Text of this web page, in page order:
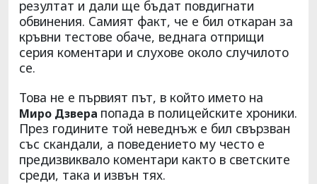
резултат и дали ще бъдат повдигнати
обвинения. Самият факт, че е бил откаран за
кръвни тестове обаче, веднага отприщи
серия коментари и слухове около случилото
се.
Това не е първият път, в който името на
Миро Дзвера попада в полицейските хроники.
През годините той неведнъж е бил свързван
със скандали, а поведението му често е
предизвиквало коментари както в светските
среди, така и извън тях.